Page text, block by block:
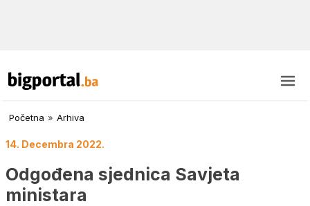
Početna » Arhiva
14. Decembra 2022.
Odgođena sjednica Savjeta
ministara